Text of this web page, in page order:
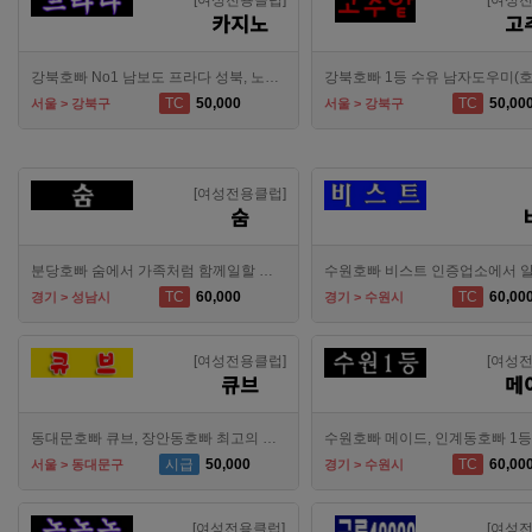
카지노
강북호빠 No1 남보도 프라다 성북, 노원, 강북, 수유 원콜
서울 > 강북구 TC 50,000
고
서울 > 강북구 TC
[여성전용클럽]
숨
분당호빠 숨에서 가족처럼 함께일할 알바 분들을 모십니다.
경기 > 성남시 TC 60,000 경기 > 수원시 TC
[여성전용클럽]
큐브
동대문호빠 큐브, 장안동호빠 최고의 대우로 선수 모집합니다.
서울 > 동대문구 시급 50,000
[여성
메
경기 > 수원시 TC
[여성전용클럽] [여성